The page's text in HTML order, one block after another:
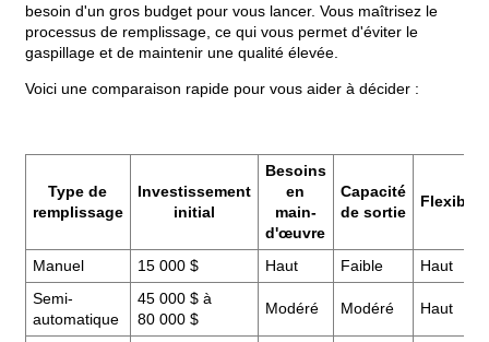
besoin d'un gros budget pour vous lancer. Vous maîtrisez le
processus de remplissage, ce qui vous permet d'éviter le
gaspillage et de maintenir une qualité élevée.
Voici une comparaison rapide pour vous aider à décider :
Type de
remplissage
Investissement
initial
Besoins
en
main-
d'œuvre
Capacité
de sortie
Manuel 15 000 $ Haut Faible
Haut
Semi-
automatique
45 000 $ à
80 000 $
Modéré Modéré Haut